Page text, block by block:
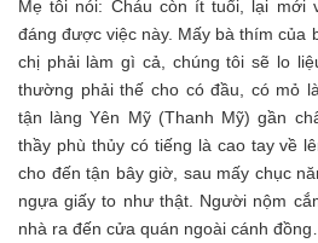
Mẹ tôi nói: Cháu còn ít tuổi, lại mới
đáng được việc này. Mấy bà thím của
chị phải làm gì cả, chúng tôi sẽ lo
thường phải thế cho có đầu, có mỏ
tận làng Yên Mỹ (Thanh Mỹ) gần
thầy phù thủy có tiếng là cao tay về
cho đến tận bây giờ, sau mấy chục
ngựa giấy to như thật. Người nộm
nhà ra đến cửa quán ngoài cánh